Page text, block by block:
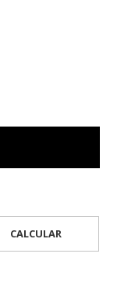
CALCULAR